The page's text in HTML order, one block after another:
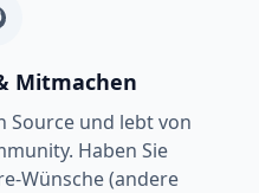
Mitmachen
Source und lebt von
Haben Sie
Wünsche (andere